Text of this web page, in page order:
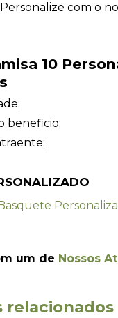
com o
10
beneficio;
um de Nossos
relacionados